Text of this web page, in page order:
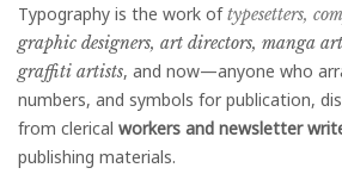
Typography is the work oftypesetters,
graphic designers, art directors, manga
graffiti artists, and now—anyone who
numbers, and symbols for publication,
from clerical workers and newsletter
publishing materials.